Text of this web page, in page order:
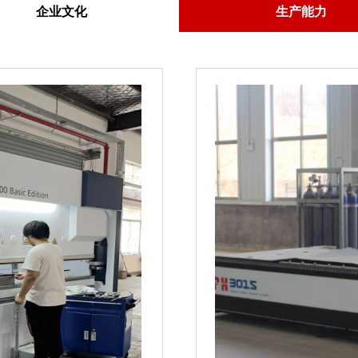
企业文化 生产能力